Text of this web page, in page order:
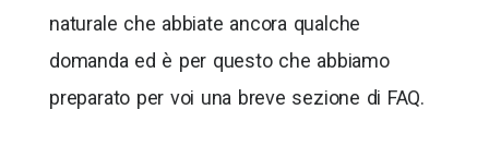
naturale che abbiate ancora qualche
domanda ed è per questo che abbiamo
preparato per voi una breve sezione di FAQ.